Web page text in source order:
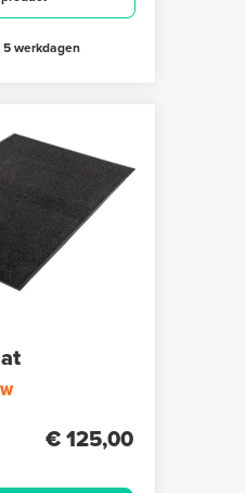
5 werkdagen
€ 125,00